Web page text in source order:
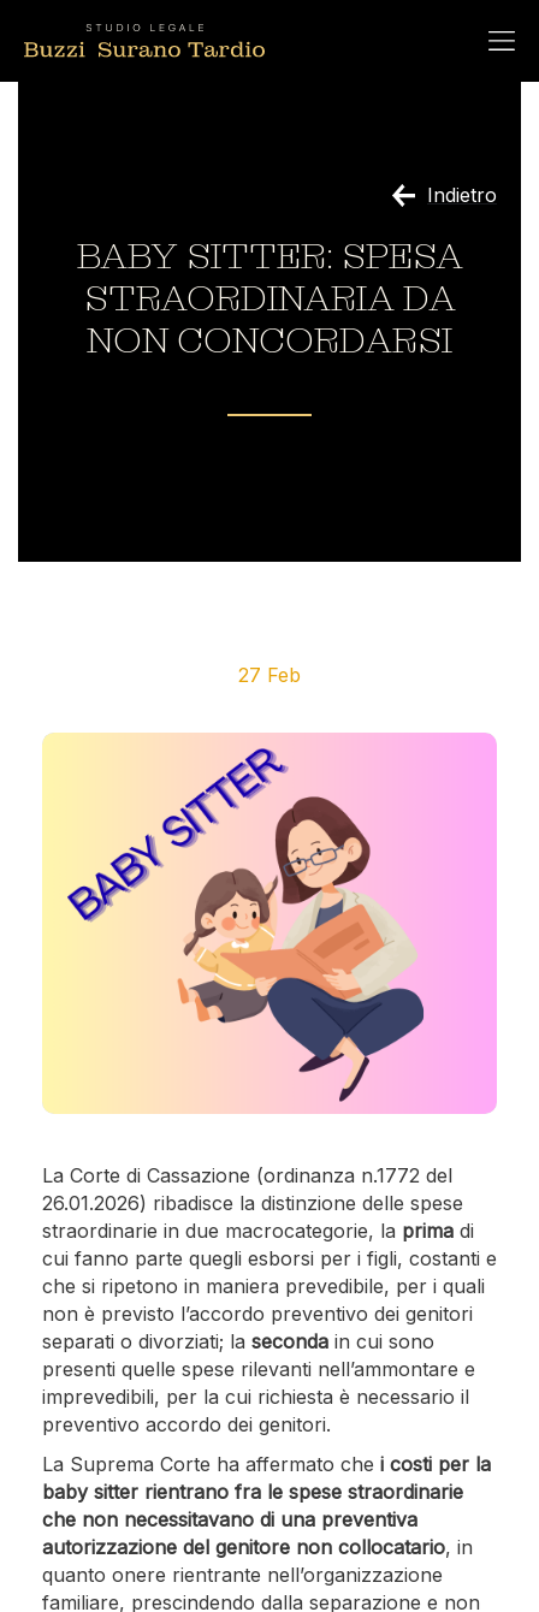
Indietro
BABY SITTER: SPESA
STRAORDINARIA DA
NON CONCORDARSI
27 Feb
La Corte di Cassazione (ordinanza n.1772 del
26.01.2026) ribadisce la distinzione delle spese
straordinarie in due macrocategorie, la prima di
cui fanno parte quegli esborsi per i figli, costanti e
che si ripetono in maniera prevedibile, per i quali
non è previsto l’accordo preventivo dei genitori
separati o divorziati; la seconda in cui sono
presenti quelle spese rilevanti nell’ammontare e
imprevedibili, per la cui richiesta è necessario il
preventivo accordo dei genitori.
La Suprema Corte ha affermato che i costi per la
baby sitter rientrano fra le spese straordinarie
che non necessitavano di una preventiva
autorizzazione del genitore non collocatario, in
quanto onere rientrante nell’organizzazione
familiare, prescindendo dalla separazione e non